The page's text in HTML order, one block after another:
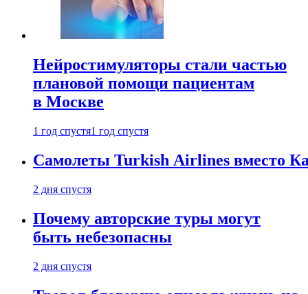
Нейростимуляторы стали частью
плановой помощи пациентам
в Москве
1 год спустя1 год спустя
Самолеты Turkish Airlines вместо
2 дня спустя
Почему авторские туры могут
быть небезопасны
2 дня спустя